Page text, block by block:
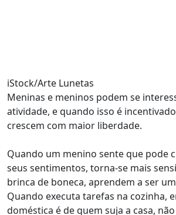
iStock/Arte Lunetas
Meninas e meninos podem se
atividade, e quando isso é
crescem com maior liberdade.
Quando um menino sente que pode
seus sentimentos, torna-se mais
brinca de boneca, aprendem a ser
Quando executa tarefas na cozinha,
doméstica é de quem suja a casa,